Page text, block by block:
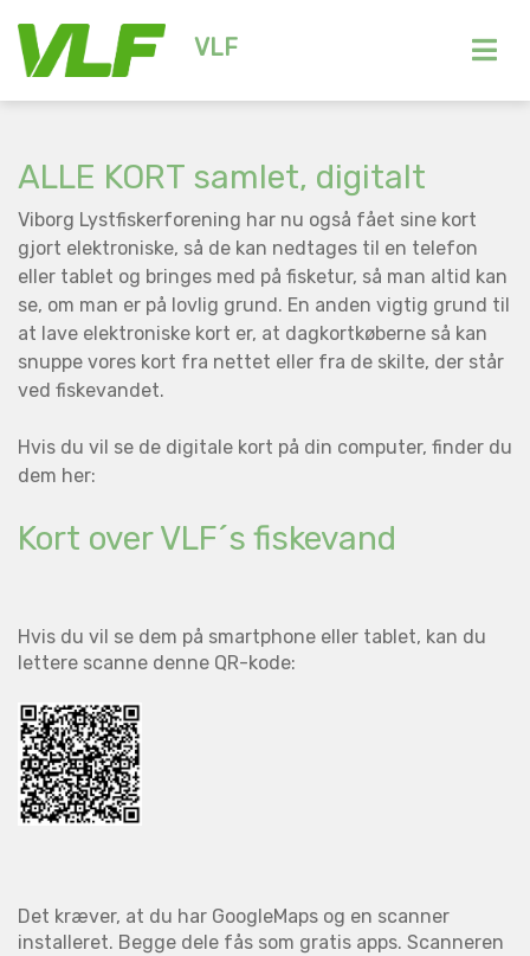
VLF
ALLE KORT samlet, digitalt
Viborg Lystfiskerforening har nu også fået sine kort
gjort elektroniske, så de kan nedtages til en telefon
eller tablet og bringes med på fisketur, så man altid kan
se, om man er på lovlig grund. En anden vigtig grund til
at lave elektroniske kort er, at dagkortkøberne så kan
snuppe vores kort fra nettet eller fra de skilte, der står
ved fiskevandet.
Hvis du vil se de digitale kort på din computer, finder du
dem her:
Kort over VLF´s fiskevand
Hvis du vil se dem på smartphone eller tablet, kan du
lettere scanne denne QR-kode:
Det kræver, at du har GoogleMaps og en scanner
installeret. Begge dele fås som gratis apps. Scanneren